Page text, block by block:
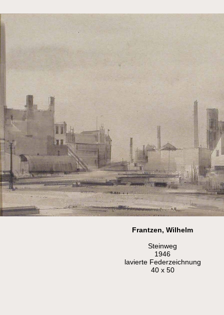
Frantzen, Wilhelm
Steinweg
1946
lavierte Federzeichnung
40 x 50